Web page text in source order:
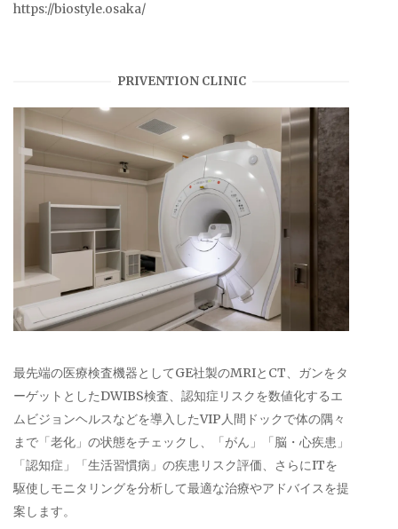
https://biostyle.osaka/
PRIVENTION CLINIC
最先端の医療検査機器としてGE社製のMRIとCT、ガンをタ
ーゲットとしたDWIBS検査、認知症リスクを数値化するエ
ムビジョンヘルスなどを導入したVIP人間ドックで体の隅々
まで「老化」の状態をチェックし、「がん」「脳・心疾患」
「認知症」「生活習慣病」の疾患リスク評価、さらにITを
駆使しモニタリングを分析して最適な治療やアドバイスを提
案します。